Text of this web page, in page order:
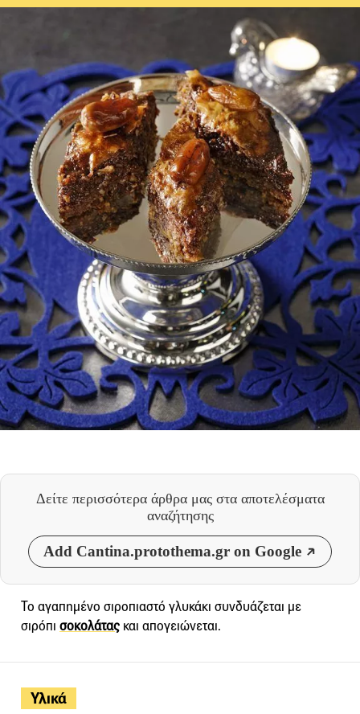
Δείτε περισσότερα άρθρα μας στα αποτελέσματα
αναζήτησης
Add Cantina.protothema.gr on Google
Υλικά
Το αγαπημένο σιροπιαστό γλυκάκι συνδυάζεται με
σιρόπι σοκολάτας και απογειώνεται.